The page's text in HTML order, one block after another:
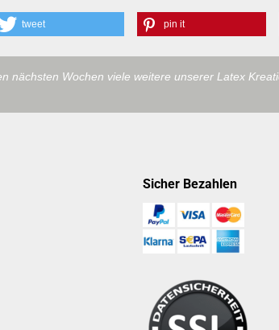
tweet pin it
nächsten Wochen viele weitere unserer Latex
Sicher Bezahlen